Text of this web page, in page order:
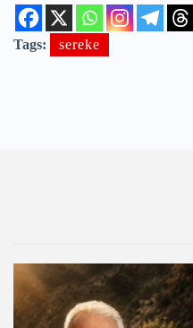
Tags: sereke